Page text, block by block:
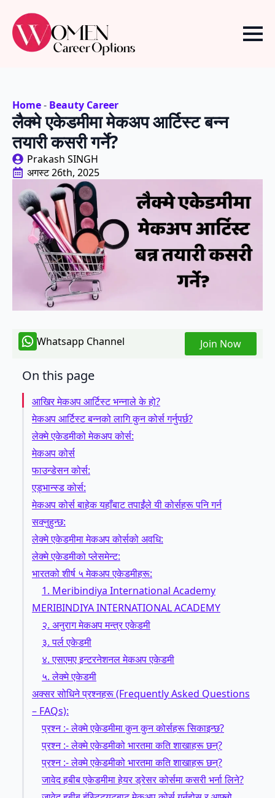
Home- Beauty Career
लैक्मे एकेडमीमा मेकअप आर्टिस्ट बन्न
तयारी कसरी गर्ने?
Prakash SINGH
अगस्ट 26th, 2025
Whatsapp Channel Join Now
On this page
आखिर मेकअप आर्टिस्ट भन्नाले के हो?
मेकअप आर्टिस्ट बन्नको लागि कुन कोर्स गर्नुपर्छ?
लेक्मे एकेडमीको मेकअप कोर्स:
मेकअप कोर्स
फाउन्डेसन कोर्स:
एड्भान्स्ड कोर्स:
मेकअप कोर्स बाहेक यहाँबाट तपाईंले यी कोर्सहरू पनि गर्न
सक्नुहुन्छ:
लेक्मे एकेडमीमा मेकअप कोर्सको अवधि:
लेक्मे एकेडमीको प्लेसमेन्ट:
भारतको शीर्ष ५ मेकअप एकेडमीहरू:
1. Meribindiya International Academy
MERIBINDIYA INTERNATIONAL ACADEMY
२. अनुराग मेकअप मन्त्र एकेडमी
३. पर्ल एकेडमी
४. एसएमए इन्टरनेशनल मेकअप एकेडमी
५. लेक्मे एकेडमी
अक्सर सोधिने प्रश्नहरू (Frequently Asked Questions
– FAQs):
प्रश्न :- लेक्मे एकेडमीमा कुन कुन कोर्सहरू सिकाइन्छ?
प्रश्न :- लेक्मे एकेडमीको भारतमा कति शाखाहरू छन्?
प्रश्न :- लेक्मे एकेडमीको भारतमा कति शाखाहरू छन्?
जावेद हबीब एकेडमीमा हेयर ड्रेसर कोर्समा कसरी भर्ना लिने?